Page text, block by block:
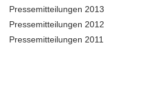
Pressemitteilungen 2013
Pressemitteilungen 2012
Pressemitteilungen 2011